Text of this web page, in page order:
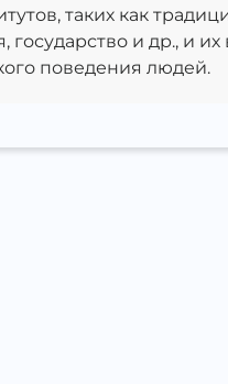
таких как
и др., и их
поведения людей.